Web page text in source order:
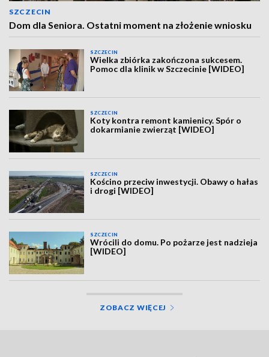
SZCZECIN
Dom dla Seniora. Ostatni moment na złożenie wniosku
SZCZECIN
Wielka zbiórka zakończona sukcesem.
Pomoc dla klinik w Szczecinie [WIDEO]
SZCZECIN
Koty kontra remont kamienicy. Spór o
dokarmianie zwierząt [WIDEO]
SZCZECIN
Kościno przeciw inwestycji. Obawy o hałas
i drogi [WIDEO]
SZCZECIN
Wrócili do domu. Po pożarze jest nadzieja
[WIDEO]
ZOBACZ WIĘCEJ